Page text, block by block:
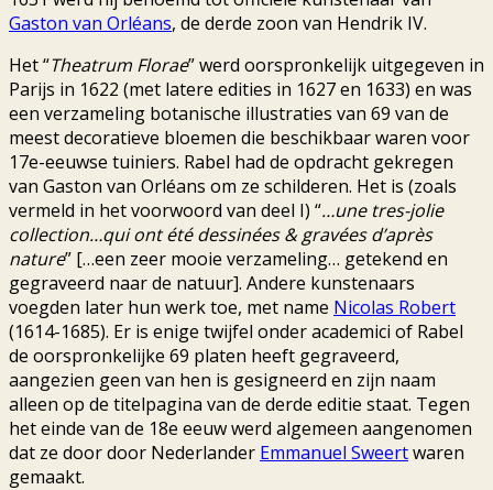
Gaston van Orléans, de derde zoon van Hendrik IV.
Het “Theatrum Florae” werd oorspronkelijk uitgegeven in
Parijs in 1622 (met latere edities in 1627 en 1633) en was
een verzameling botanische illustraties van 69 van de
meest decoratieve bloemen die beschikbaar waren voor
17e-eeuwse tuiniers. Rabel had de opdracht gekregen
van Gaston van Orléans om ze schilderen. Het is (zoals
vermeld in het voorwoord van deel I) “…une tres-jolie
collection…qui ont été dessinées & gravées d’après
nature” […een zeer mooie verzameling… getekend en
gegraveerd naar de natuur]. Andere kunstenaars
voegden later hun werk toe, met name Nicolas Robert
(1614-1685). Er is enige twijfel onder academici of Rabel
de oorspronkelijke 69 platen heeft gegraveerd,
aangezien geen van hen is gesigneerd en zijn naam
alleen op de titelpagina van de derde editie staat. Tegen
het einde van de 18e eeuw werd algemeen aangenomen
dat ze door door Nederlander Emmanuel Sweertwaren
gemaakt.